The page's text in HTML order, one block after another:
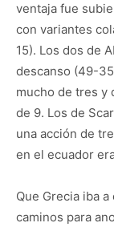
ventaja fue
con variantes
15). Los dos de
descanso (49-
mucho de tres y
de 9. Los de
una acción de
en el ecuador
Que Grecia iba
caminos para